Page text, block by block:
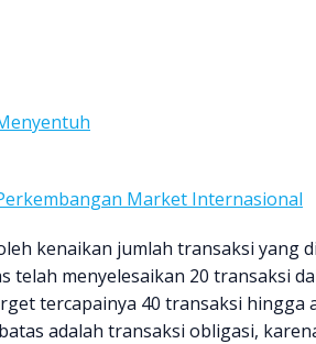
Market Internasional
kenaikan jumlah transaksi yang
telah menyelesaikan 20 transaksi
tercapainya 40 transaksi hingga
adalah transaksi obligasi,